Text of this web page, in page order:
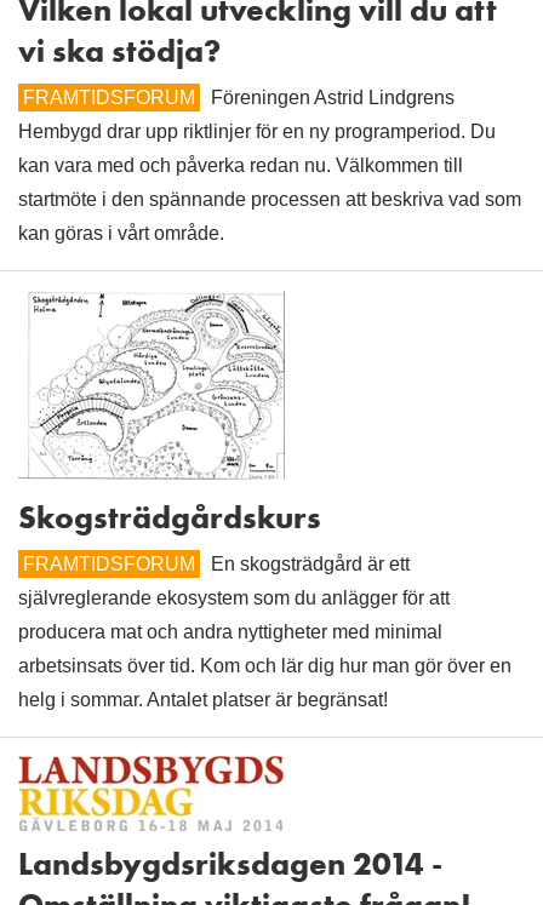
Vilken lokal utveckling vill du att
vi ska stödja?
FRAMTIDSFORUM
Föreningen Astrid Lindgrens
Hembygd drar upp riktlinjer för en ny programperiod. Du
kan vara med och påverka redan nu. Välkommen till
startmöte i den spännande processen att beskriva vad som
kan göras i vårt område.
Skogsträdgårdskurs
FRAMTIDSFORUM
En skogsträdgård är ett
självreglerande ekosystem som du anlägger för att
producera mat och andra nyttigheter med minimal
arbetsinsats över tid. Kom och lär dig hur man gör över en
helg i sommar. Antalet platser är begränsat!
Landsbygdsriksdagen 2014 -